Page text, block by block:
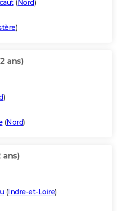
( Nord)
)
ans)
)
(Nord)
ans)
(Indre-et-Loire)